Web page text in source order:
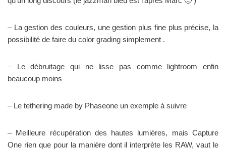
– La gestion des couleurs, une gestion plus fine plus précise, la
possibilité de faire du color grading simplement .
– Le débruitage qui ne lisse pas comme lightroom enfin
beaucoup moins
– Le tethering made by Phaseone un exemple à suivre
– Meilleure récupération des hautes lumières, mais Capture
One rien que pour la manière dont il interprète les RAW, vaut le